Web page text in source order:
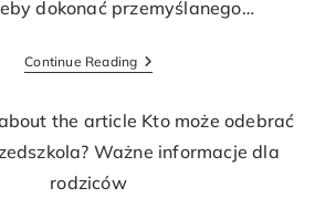
dokonać przemyślanego…
Continue Reading